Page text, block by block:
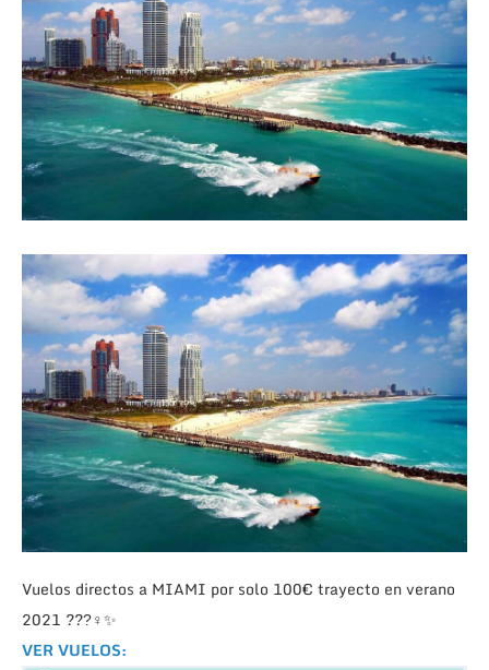
Vuelos directos a MIAMI por solo 100€ trayecto en verano
2021 ???‍♀✨
VER VUELOS: